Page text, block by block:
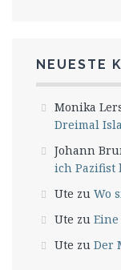
NEUESTE
Monika
Dreimal
Johann
ich Pazifist
Ute zu Wo
Ute zu
Ute zu Der